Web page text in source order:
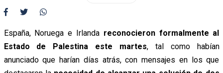
España, Noruega e Irlanda reconocieron formalmente al
Estado de Palestina este martes, tal como habían
anunciado que harían días atrás, con mensajes en los que